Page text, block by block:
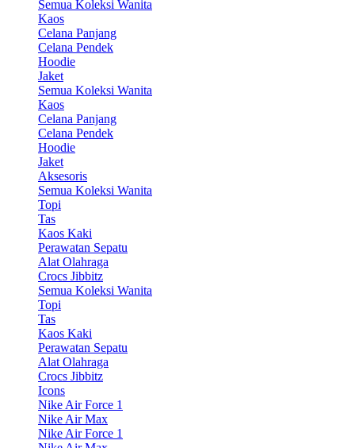
Semua Koleksi Wanita
Kaos
Celana Panjang
Celana Pendek
Hoodie
Jaket
Semua Koleksi Wanita
Kaos
Celana Panjang
Celana Pendek
Hoodie
Jaket
Aksesoris
Semua Koleksi Wanita
Topi
Tas
Kaos Kaki
Perawatan Sepatu
Alat Olahraga
Crocs Jibbitz
Semua Koleksi Wanita
Topi
Tas
Kaos Kaki
Perawatan Sepatu
Alat Olahraga
Crocs Jibbitz
Icons
Nike Air Force 1
Nike Air Max
Nike Air Force 1